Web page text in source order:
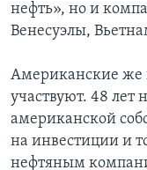
нефть», но и
Венесуэлы,
Американские же
участвуют. 48 лет
американской
на инвестиции и
нефтяным